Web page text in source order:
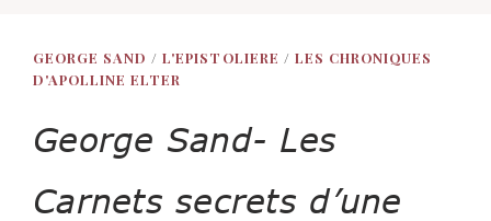
GEORGE SAND /L'EPISTOLIERE / LES CHRONIQUES
D'APOLLINE ELTER
George Sand- Les
Carnets secrets d’une